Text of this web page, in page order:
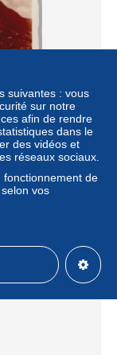
Paradiso
suivantes : vous
sur notre
afin de rendre
dans le
des vidéos et
réseaux sociaux.
fonctionnement de
vos